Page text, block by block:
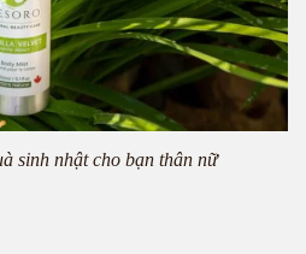
sinh nhật cho bạn thân nữ